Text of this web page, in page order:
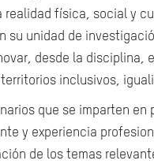
física, social y
su unidad de
desde la
inclusivos,
que se imparten
y experiencia
de los temas